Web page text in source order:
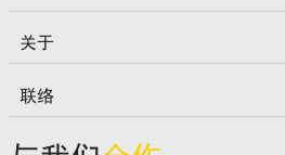
关于
联络